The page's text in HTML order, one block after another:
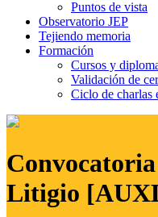
Puntos de vista
Observatorio JEP
Tejiendo memoria
Formación
Cursos y
Validación de
Ciclo de
Litigio